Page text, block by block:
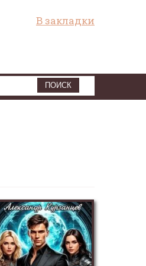
В закладки
ПОИСК